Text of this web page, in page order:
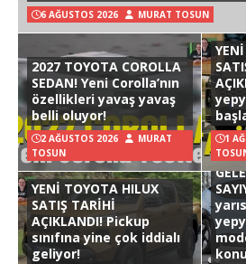
6 AĞUSTOS 2026 MURAT TOSUN
2027 TOYOTA COROLLA
SEDAN! Yeni Corolla’nın
özellikleri yavaş yavaş
belli oluyor!
2 AĞUSTOS 2026
MURAT
TOSUN
1
YENİ TOYOTA HILUX
SATIŞ TARİHİ
AÇIKLANDI! Pickup
sınıfına yine çok iddialı
geliyor!